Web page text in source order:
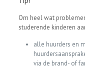
Om heel wat
studerende kinderen
alle huurders en
via de brand- of